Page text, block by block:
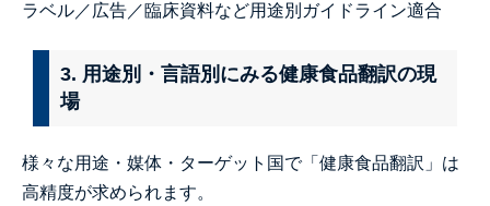
ラベル／広告／臨床資料など用途別ガイドライン適合
3. 用途別・言語別にみる健康食品翻訳の現
場
様々な用途・媒体・ターゲット国で「健康食品翻訳」は
高精度が求められます。